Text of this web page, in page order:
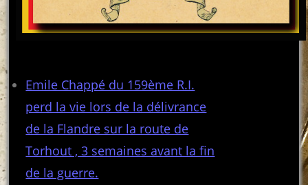
Emile Chappé du 159ème R.I.
perd la vie lors de la délivrance
de la Flandre sur la route de
Torhout , 3 semaines avant la fin
de la guerre.